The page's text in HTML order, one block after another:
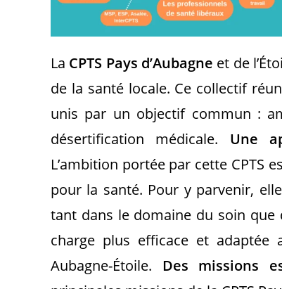
La CPTS Pays d’Aubagne et de
de la santé locale. Ce collectif
unis par un objectif commun :
désertification médicale. Une
L’ambition portée par cette CPTS
pour la santé. Pour y parvenir,
tant dans le domaine du soin
charge plus efficace et adaptée
Aubagne-Étoile. Des missions